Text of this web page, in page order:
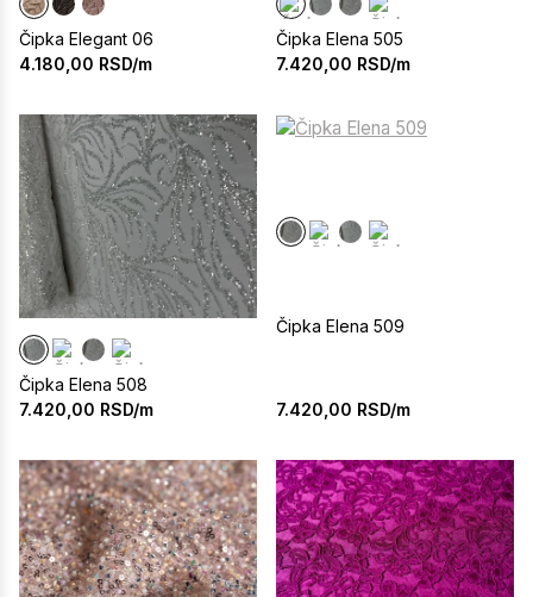
Čipka Elegant 06
4.180,00 RSD/m
Čipka Elena 505
7.420,00 RSD/m
Čipka Elena 508
7.420,00 RSD/m
Čipka Elena 509
7.420,00 RSD/m